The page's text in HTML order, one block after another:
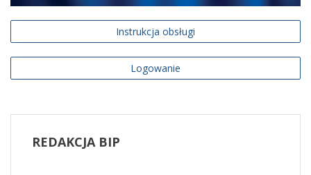
Instrukcja obsługi
Logowanie
REDAKCJABIP